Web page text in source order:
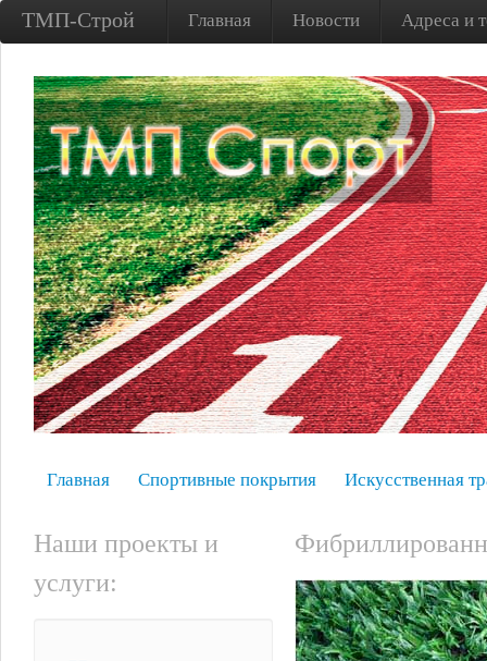
ТМП-Строй Главная Новости Адреса и
Главная Спортивные покрытия Искусственная
Наши проекты и
услуги: